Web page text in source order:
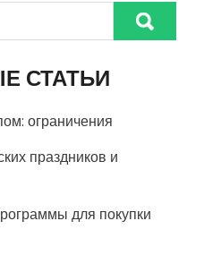
СТАТЬИ
ограничения
праздников и
для покупки